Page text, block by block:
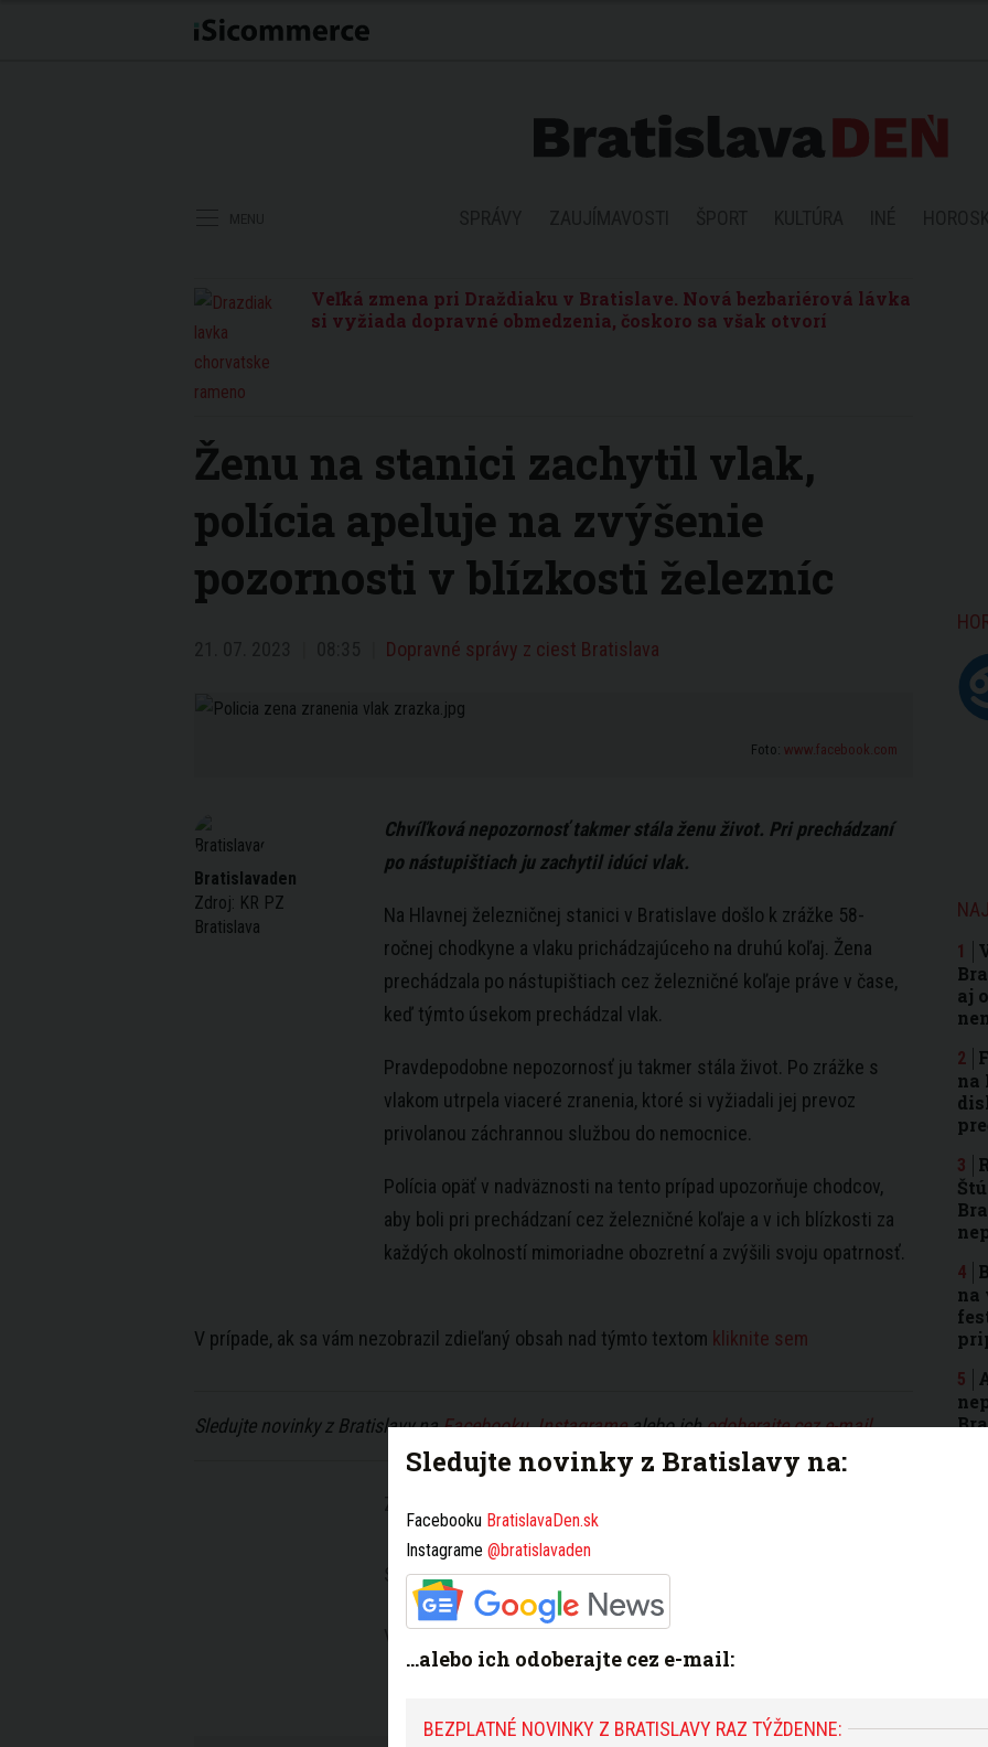
Veľká zmena pri Draždiaku v Bratislave. Nová bezbariérová lávka
si vyžiada dopravné obmedzenia, čoskoro sa však otvorí
Ženu na stanici zachytil vlak,
polícia apeluje na zvýšenie
pozornosti v blízkosti železníc
Dopravné správy z ciest Bratislava
Foto: www.facebook.com
Bratislavaden
Zdroj: KR PZ
Bratislava
Chvíľková nepozornosť takmer stála ženu život. Pri prechádzaní
po nástupištiach ju zachytil idúci vlak.
Na Hlavnej železničnej stanici v Bratislave došlo k zrážke 58-
ročnej chodkyne a vlaku prichádzajúceho na druhú koľaj. Žena
prechádzala po nástupištiach cez železničné koľaje práve v čase,
keď týmto úsekom prechádzal vlak.
Pravdepodobne nepozornosť ju takmer stála život. Po zrážke s
vlakom utrpela viaceré zranenia, ktoré si vyžiadali jej prevoz
privolanou záchrannou službou do nemocnice.
Polícia opäť v nadväznosti na tento prípad upozorňuje chodcov,
aby boli pri prechádzaní cez železničné koľaje a v ich blízkosti za
každých okolností mimoriadne obozretní a zvýšili svoju opatrnosť.
V prípade, ak sa vám nezobrazil zdieľaný obsah nad týmto textom kliknite sem
Sledujte novinky z Bratislavy naFacebooku,Instagramealebo ichodoberajte cez e-mail.
SLEDUJTE NÁS NA
VIAC K TÉME Hlavná stanica Bratislava
aj
na
na
Sledujte novinky z Bratislavy na:
Facebooku BratislavaDen.sk
Instagrame @bratislavaden
...alebo ich odoberajte cez e-mail:
BEZPLATNÉ NOVINKY Z BRATISLAVY RAZ TÝŽDENNE: